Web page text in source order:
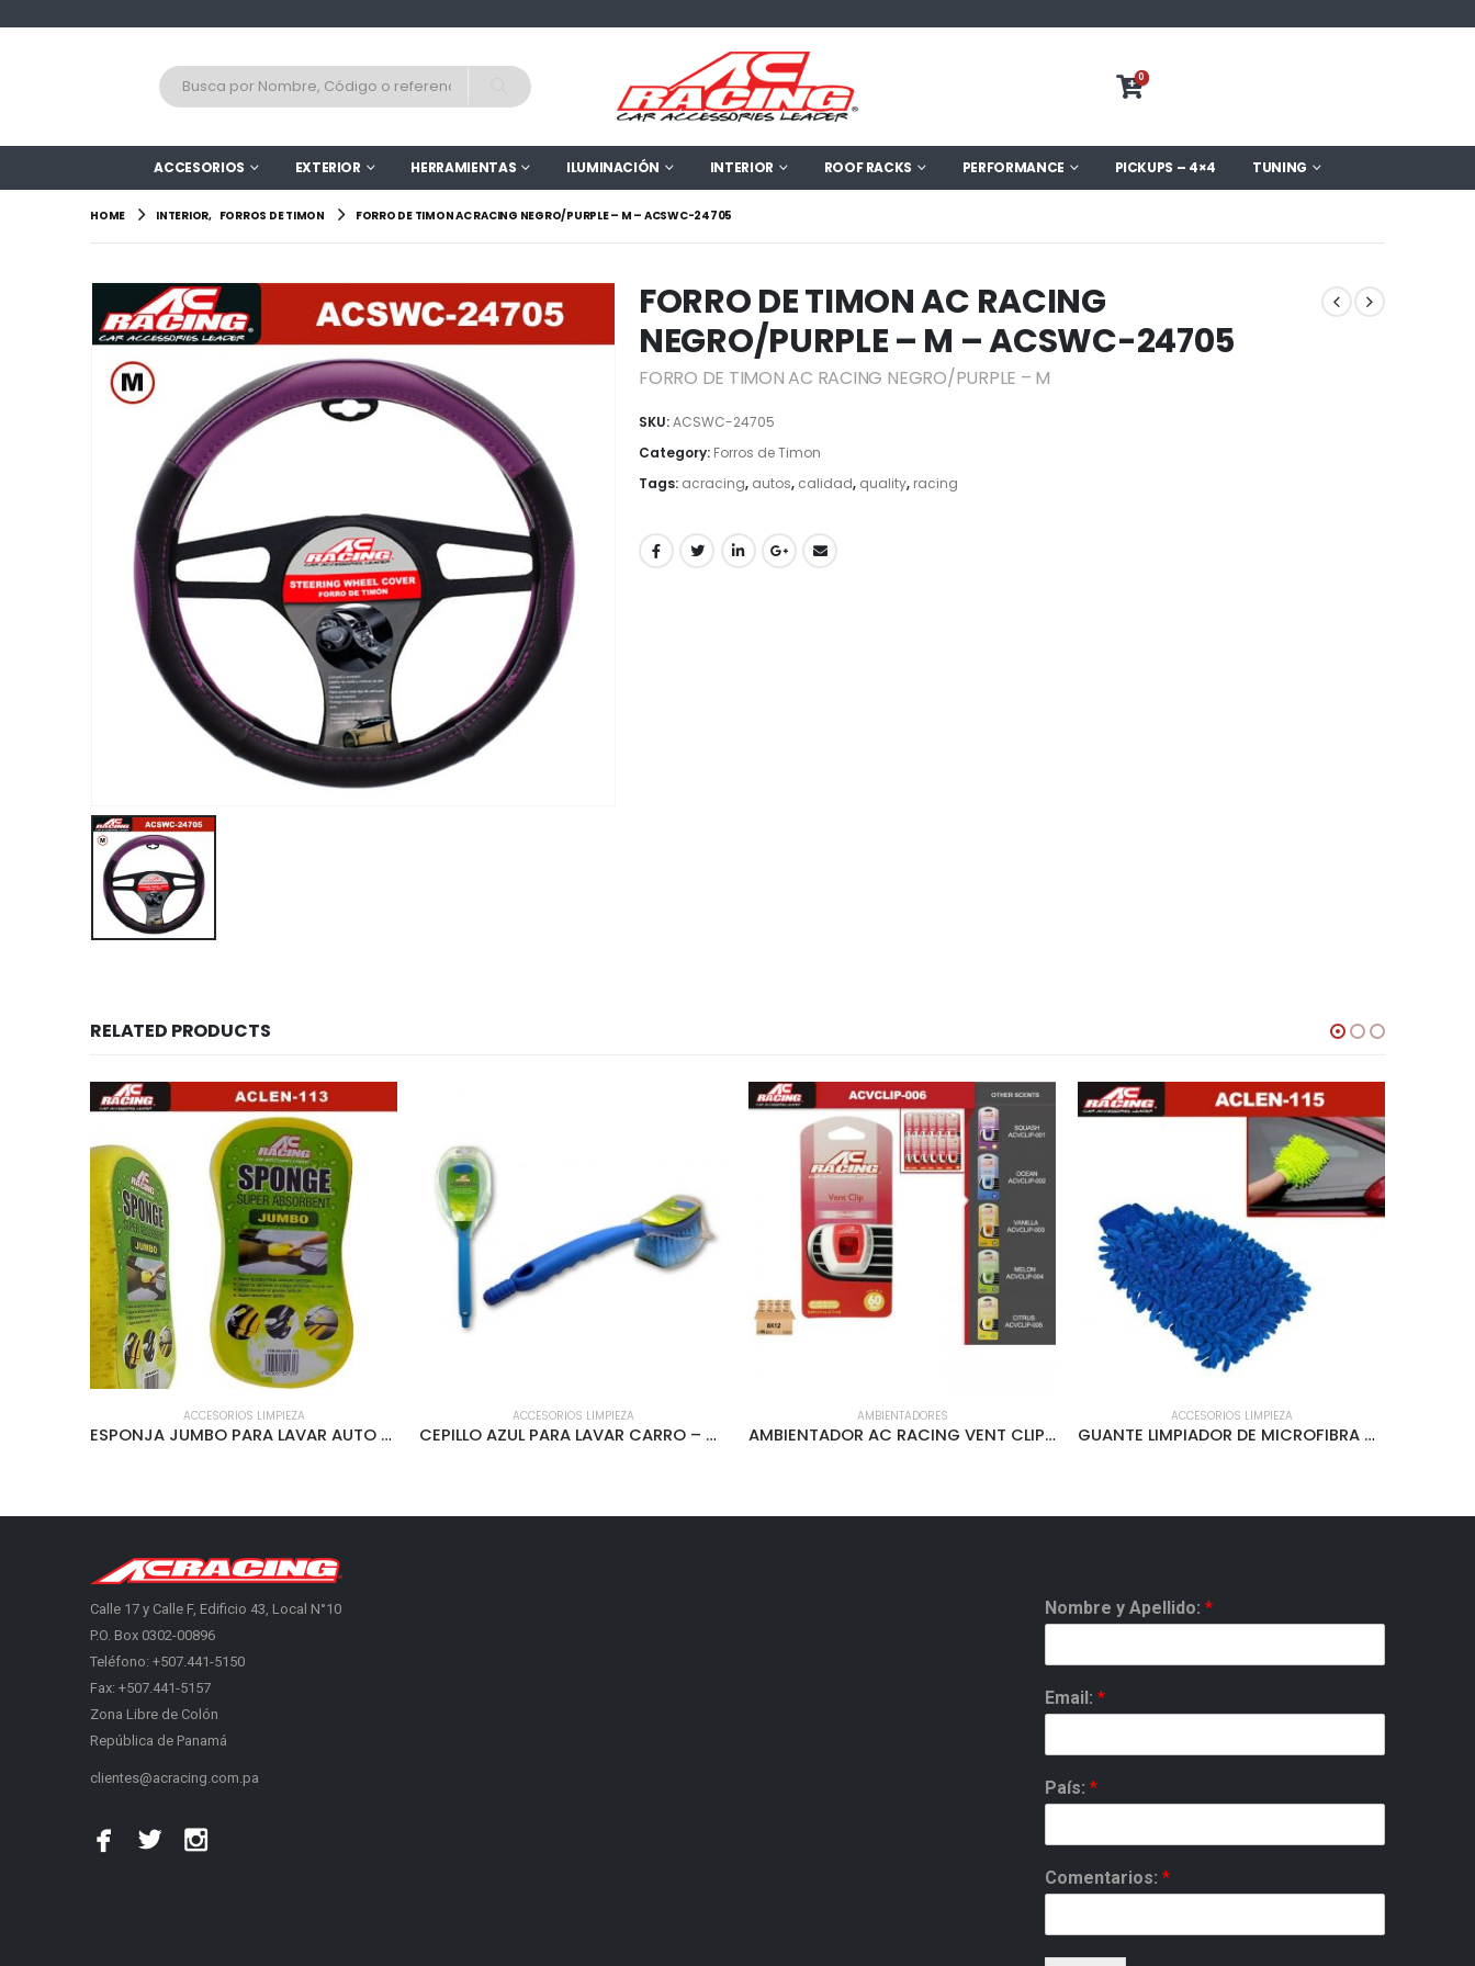
0
ACCESORIOS EXTERIOR HERRAMIENTAS ILUMINACIÓN INTERIOR ROOF RACKS PERFORMANCE PICKUPS – 4×4 TUNING
HOME INTERIOR, FORROS DE TIMON FORRO DE TIMON AC RACING NEGRO/PURPLE – M – ACSWC-24705
FORRO DE TIMON AC RACING
NEGRO/PURPLE – M – ACSWC-24705
FORRO DE TIMON AC RACING NEGRO/PURPLE – M
SKU:ACSWC-24705
Category: Forros de Timon
Tags: acracing, autos, calidad, quality, racing
RELATED PRODUCTS
ACCESORIOS LIMPIEZA
ESPONJA JUMBO PARA LAVAR AUTO – ACLEN-113
ACCESORIOS LIMPIEZA
CEPILLO AZUL PARA LAVAR CARRO – ACLEN-105
AMBIENTADORES
AMBIENTADOR AC RACING VENT CLIP 12PCS/INNER FRESA – ACVCLIP-006
ACCESORIOS LIMPIEZA
GUANTE LIMPIADOR DE MICROFIBRA – ACLEN-115
Calle 17 y Calle F, Edificio 43, Local N°10
P.O. Box 0302-00896
Teléfono: +507.441-5150
Fax: +507.441-5157
Zona Libre de Colón
República de Panamá
clientes@acracing.com.pa
Nombre y Apellido: *
Email: *
País: *
Comentarios: *